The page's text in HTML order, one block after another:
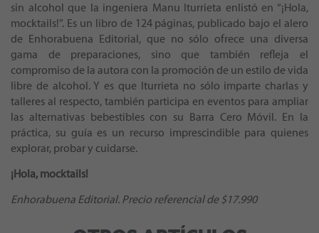
sin alcohol que la ingeniera Manu Iturrieta enlistó en “¡Hola,
mocktails!”. Es un libro de 124 páginas, publicado bajo el alero
de Enhorabuena Editorial, que no sólo ofrece una diversa
gama de preparaciones, sino que también refleja el
compromiso de la autora con la promoción de un estilo de vida
libre de alcohol. Y es que Iturrieta no sólo imparte charlas y
talleres al respecto, también participa en eventos para ampliar
las alternativas bebestibles con su Barra Cero Móvil. En la
práctica, su guía es un recurso imprescindible para quienes
explorar, probar y cuidarse.
¡Hola, mocktails!
Enhorabuena Editorial. Precio referencial de $17.990